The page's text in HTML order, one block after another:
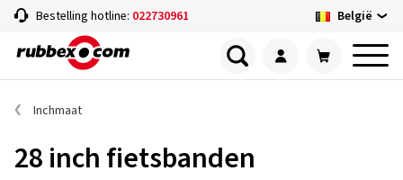
Bestelling hotline: 022730961 België
Inchmaat
28 inch fietsbanden